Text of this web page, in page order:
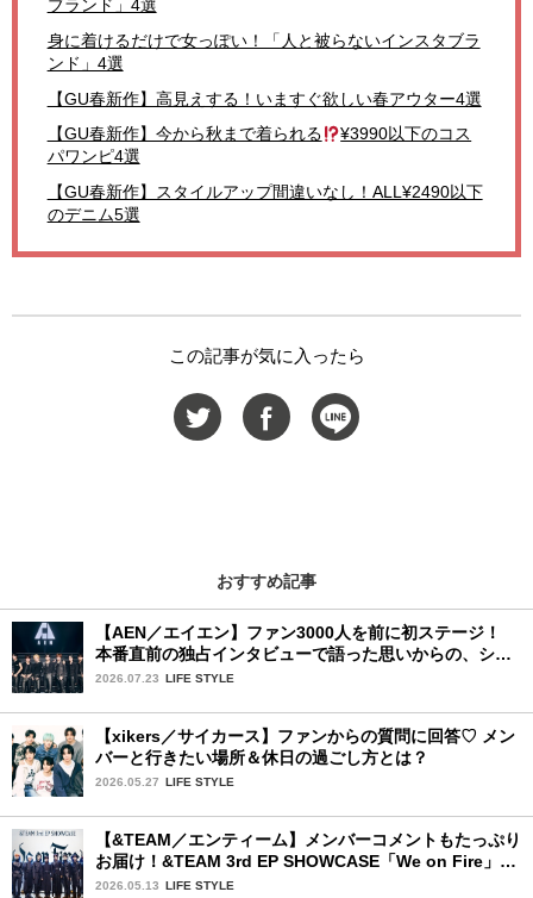
ブランド」4選
身に着けるだけで女っぽい！「人と被らないインスタブラ
ンド」4選
【GU春新作】高見えする！いますぐ欲しい春アウター4選
【GU春新作】今から秋まで着られる
¥3990以下のコス
パワンピ4選
【GU春新作】スタイルアップ間違いなし！ALL¥2490以下
のデニム5選
この記事が気に入ったら
おすすめ記事
【AEN／エイエン】ファン3000人を前に初ステージ！
本番直前の独占インタビューで語った思いからの、ショ
ーケース完全レポート！
2026.07.23 LIFE STYLE
【xikers／サイカース】ファンからの質問に回答♡ メン
バーと行きたい場所＆休日の過ごし方とは？
2026.05.27 LIFE STYLE
【&TEAM／エンティーム】メンバーコメントもたっぷり
お届け！&TEAM 3rd EP SHOWCASE「We on Fire」を
詳細レポート【前編】
2026.05.13 LIFE STYLE